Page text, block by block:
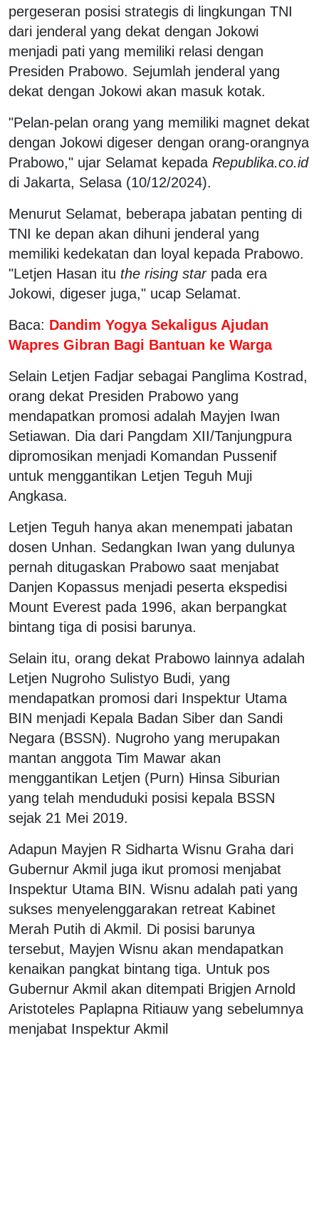
pergeseran posisi strategis di lingkungan TNI
dari jenderal yang dekat dengan Jokowi
menjadi pati yang memiliki relasi dengan
Presiden Prabowo. Sejumlah jenderal yang
dekat dengan Jokowi akan masuk kotak.
"Pelan-pelan orang yang memiliki magnet dekat
dengan Jokowi digeser dengan orang-orangnya
Prabowo," ujar Selamat kepada Republika.co.id
di Jakarta, Selasa (10/12/2024).
Menurut Selamat, beberapa jabatan penting di
TNI ke depan akan dihuni jenderal yang
memiliki kedekatan dan loyal kepada Prabowo.
"Letjen Hasan itu the rising starpada era
Jokowi, digeser juga," ucap Selamat.
Baca: Dandim Yogya Sekaligus Ajudan
Wapres Gibran Bagi Bantuan ke Warga
Selain Letjen Fadjar sebagai Panglima Kostrad,
orang dekat Presiden Prabowo yang
mendapatkan promosi adalah Mayjen Iwan
Setiawan. Dia dari Pangdam XII/Tanjungpura
dipromosikan menjadi Komandan Pussenif
untuk menggantikan Letjen Teguh Muji
Angkasa.
Letjen Teguh hanya akan menempati jabatan
dosen Unhan. Sedangkan Iwan yang dulunya
pernah ditugaskan Prabowo saat menjabat
Danjen Kopassus menjadi peserta ekspedisi
Mount Everest pada 1996, akan berpangkat
bintang tiga di posisi barunya.
Selain itu, orang dekat Prabowo lainnya adalah
Letjen Nugroho Sulistyo Budi, yang
mendapatkan promosi dari Inspektur Utama
BIN menjadi Kepala Badan Siber dan Sandi
Negara (BSSN). Nugroho yang merupakan
mantan anggota Tim Mawar akan
menggantikan Letjen (Purn) Hinsa Siburian
yang telah menduduki posisi kepala BSSN
sejak 21 Mei 2019.
Adapun Mayjen R Sidharta Wisnu Graha dari
Gubernur Akmil juga ikut promosi menjabat
Inspektur Utama BIN. Wisnu adalah pati yang
sukses menyelenggarakan retreat Kabinet
Merah Putih di Akmil. Di posisi barunya
tersebut, Mayjen Wisnu akan mendapatkan
kenaikan pangkat bintang tiga. Untuk pos
Gubernur Akmil akan ditempati Brigjen Arnold
Aristoteles Paplapna Ritiauw yang sebelumnya
menjabat Inspektur Akmil